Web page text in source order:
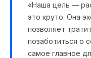
«Наша цель —
это круто. Она
позволяет
позаботиться о
самое главное